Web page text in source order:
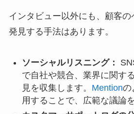
インタビュー以外にも、顧客
発見する手法はあります。
ソーシャルリスニング：
で自社や競合、業界に関す
見を収集します。 Mentionの
用することで、広範な議論